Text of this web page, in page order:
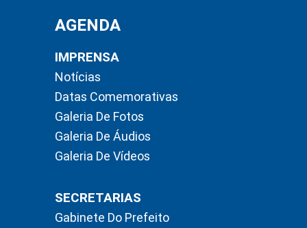
AGENDA
IMPRENSA
Notícias
Datas Comemorativas
Galeria De Fotos
Galeria De Áudios
Galeria De Vídeos
SECRETARIAS
Gabinete Do Prefeito